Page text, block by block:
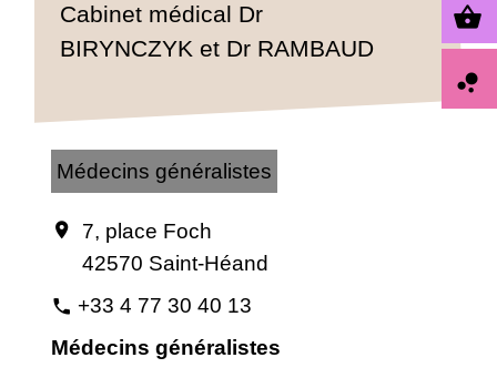
Cabinet médical Dr
BIRYNCZYK et Dr RAMBAUD
Médecins généralistes
location_on
7, place Foch
42570 Saint-Héand
phone +33 4 77 30 40 13
Médecins généralistes
shopping_basket
bubble_chart